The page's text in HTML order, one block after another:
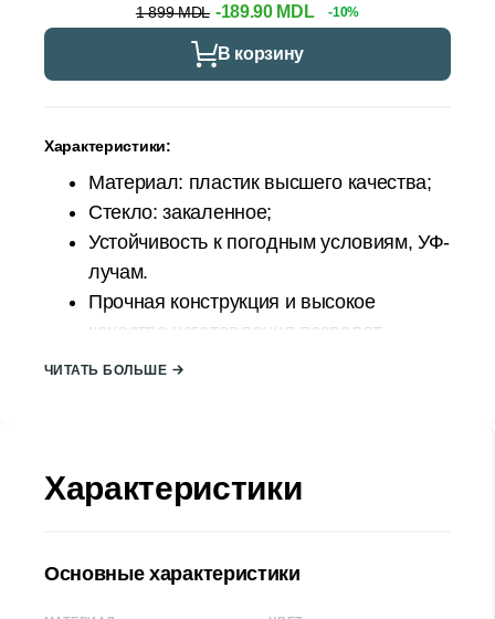
1 899 MDL -189.90 MDL -10%
В корзину
Характеристики:
Материал: пластик высшего качества;
Стекло: закаленное;
Устойчивость к погодным условиям, УФ-
лучам.
Прочная конструкция и высокое
качество изготовления позволят
использовать его в течение многих
самостоятельно.
Страна происхождения: ТУРЦИЯ;
Ширина (Д): 120 см
ЧИТАТЬ БОЛЬШЕ
Характеристики
Основные характеристики